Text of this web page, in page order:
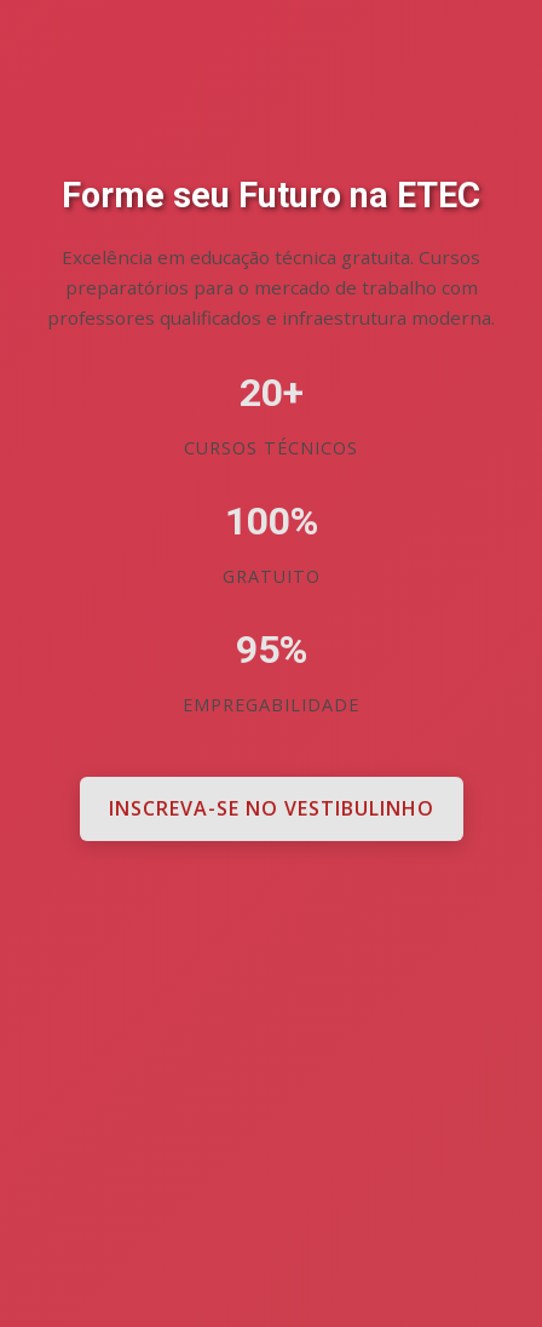
Forme seu Futuro na ETEC
Excelência em educação técnica gratuita. Cursos
preparatórios para o mercado de trabalho com
professores qualificados e infraestrutura moderna.
20+
CURSOS TÉCNICOS
100%
GRATUITO
95%
EMPREGABILIDADE
INSCREVA-SE NO VESTIBULINHO